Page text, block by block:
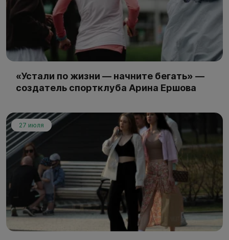
«Устали по жизни — начните бегать» —
создатель спортклуба Арина Ершова
27 июля